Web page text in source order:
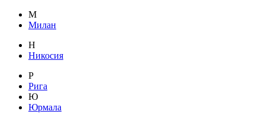
М
Милан
Н
Никосия
Р
Рига
Ю
Юрмала